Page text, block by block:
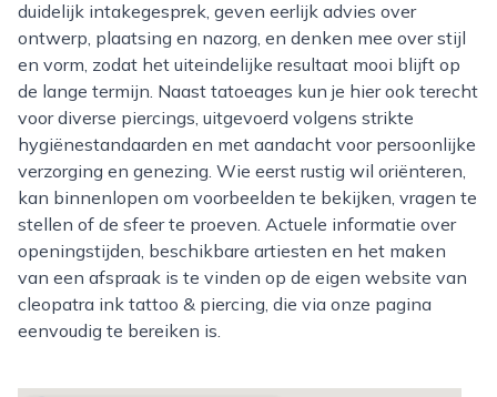
duidelijk intakegesprek, geven eerlijk advies over
ontwerp, plaatsing en nazorg, en denken mee over stijl
en vorm, zodat het uiteindelijke resultaat mooi blijft op
de lange termijn. Naast tatoeages kun je hier ook terecht
voor diverse piercings, uitgevoerd volgens strikte
hygiënestandaarden en met aandacht voor persoonlijke
verzorging en genezing. Wie eerst rustig wil oriënteren,
kan binnenlopen om voorbeelden te bekijken, vragen te
stellen of de sfeer te proeven. Actuele informatie over
openingstijden, beschikbare artiesten en het maken
van een afspraak is te vinden op de eigen website van
cleopatra ink tattoo & piercing, die via onze pagina
eenvoudig te bereiken is.